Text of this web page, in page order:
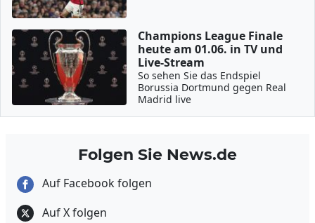
Champions League Finale
heute am 01.06. in TV und
Live-Stream
So sehen Sie das Endspiel
Borussia Dortmund gegen Real
Madrid live
Folgen Sie News.de
Auf Facebook folgen
Auf X folgen